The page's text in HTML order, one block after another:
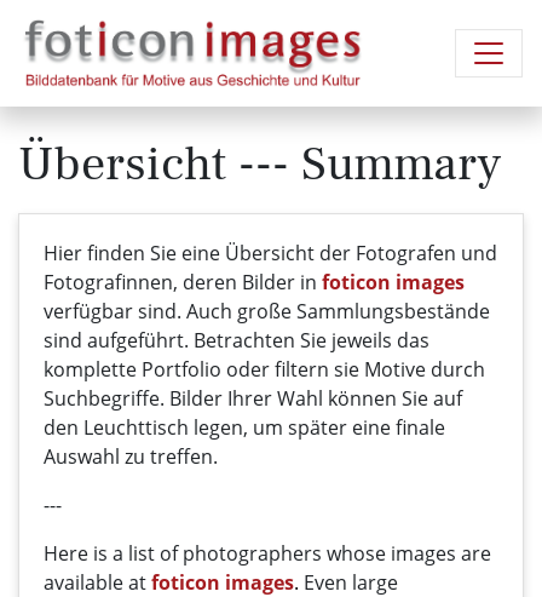
Übersicht --- Summary
Hier finden Sie eine Übersicht der Fotografen und
Fotografinnen, deren Bilder in foticon images
verfügbar sind. Auch große Sammlungsbestände
sind aufgeführt. Betrachten Sie jeweils das
komplette Portfolio oder filtern sie Motive durch
Suchbegriffe. Bilder Ihrer Wahl können Sie auf
den Leuchttisch legen, um später eine finale
Auswahl zu treffen.
---
Here is a list of photographers whose images are
availableatfoticon images. Even large